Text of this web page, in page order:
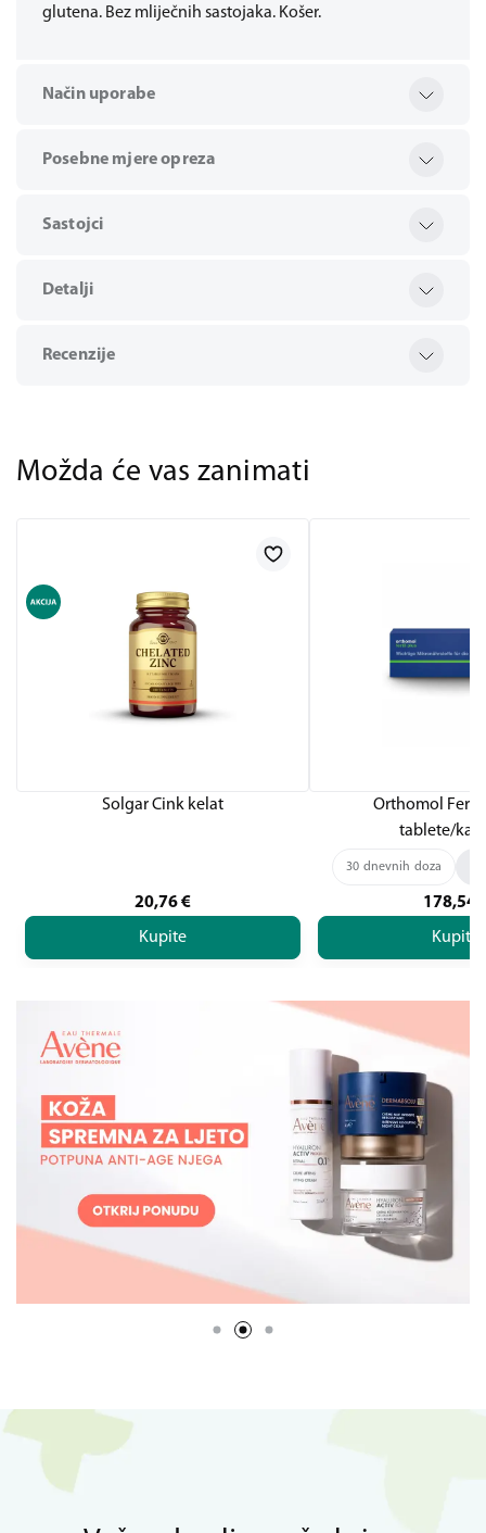
glutena. Bez mliječnih sastojaka. Košer.
Način uporabe
Posebne mjere opreza
Sastojci
Detalji
Recenzije
Možda će vas zanimati
Solgar Cink kelat
20,76€
Kupite
Orthomol Fertil
tablete/
30 dnevnih doza
178,54
Kupite